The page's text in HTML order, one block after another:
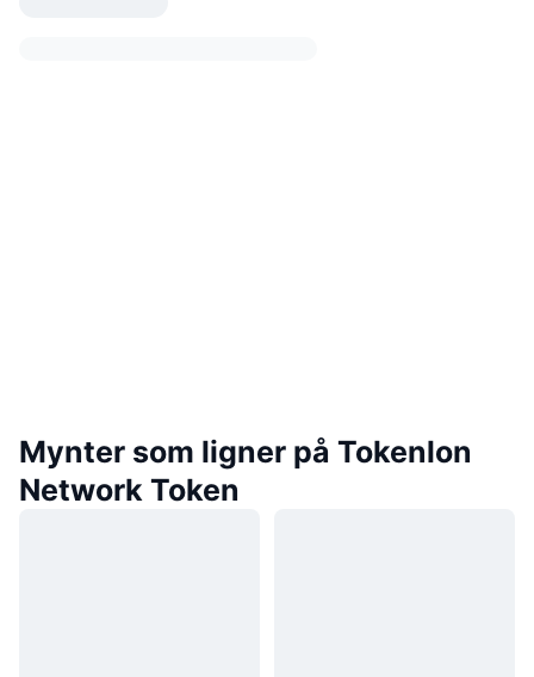
Mynter som ligner på Tokenlon
Network Token